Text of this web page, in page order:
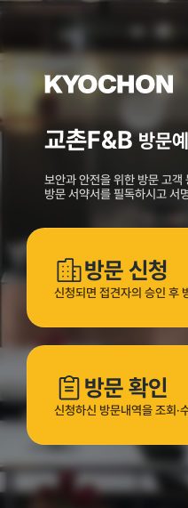
교촌F&B방문
보안과 안전을 위한 방문 고
방문 서약서를 필독하시고 서
방문 신청
신청되면 접견자의 승인 후
방문 확인
신청하신 방문내역을 조회·